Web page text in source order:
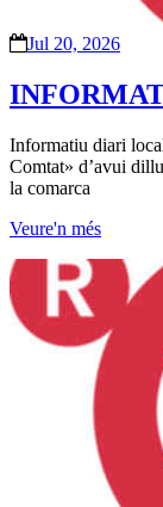
Jul 20, 2026
Informatiu diari
Comtat» d’avui
la comarca
Veure'n més